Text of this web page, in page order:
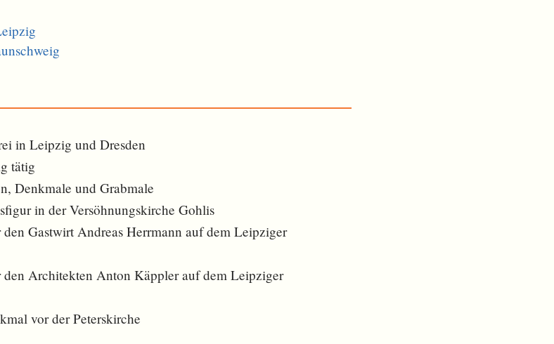
in Leipzig und Dresden
tätig
Denkmale und Grabmale
in der Versöhnungskirche Gohlis
Gastwirt Andreas Herrmann auf dem Leipziger
den Architekten Anton Käppler auf dem Leipziger
vor der Peterskirche